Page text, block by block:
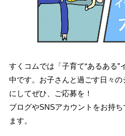
すくコムでは「子育て“あるある”
中です。お子さんと過ごす日々
にしてぜひ、ご応募を！
ブログやSNSアカウントをお持
ます。